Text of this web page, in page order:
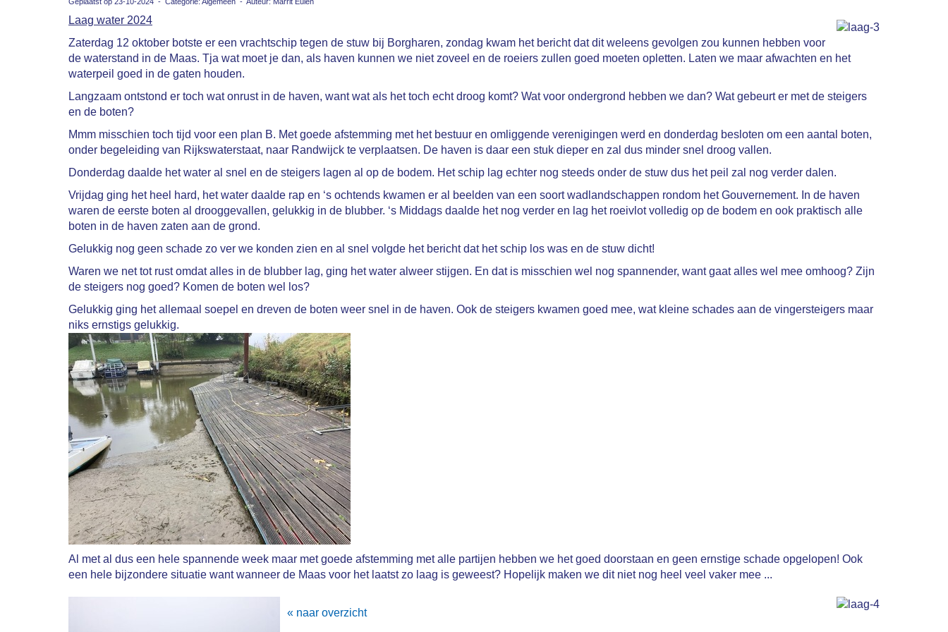
Laag water 2024
Zaterdag 12 oktober botste er een vrachtschip tegen de stuw bij Borgharen, zondag kwam het bericht dat dit weleens gevolgen zou kunnen hebben voor
de waterstand in de Maas. Tja wat moet je dan, als haven kunnen we niet zoveel en de roeiers zullen goed moeten opletten. Laten we maar afwachten en het
waterpeil goed in de gaten houden.
Langzaam ontstond er toch wat onrust in de haven, want wat als het toch echt droog komt? Wat voor ondergrond hebben we dan? Wat gebeurt er met de steigers
en de boten?
Mmm misschien toch tijd voor een plan B. Met goede afstemming met het bestuur en omliggende verenigingen werd en donderdag besloten om een aantal boten,
onder begeleiding van Rijkswaterstaat, naar Randwijck te verplaatsen. De haven is daar een stuk dieper en zal dus minder snel droog vallen.
Donderdag daalde het water al snel en de steigers lagen al op de bodem. Het schip lag echter nog steeds onder de stuw dus het peil zal nog verder dalen.
Vrijdag ging het heel hard, het water daalde rap en ‘s ochtends kwamen er al beelden van een soort wadlandschappen rondom het Gouvernement. In de haven
waren de eerste boten al drooggevallen, gelukkig in de blubber. ‘s Middags daalde het nog verder en lag het roeivlot volledig op de bodem en ook praktisch alle
boten in de haven zaten aan de grond.
Gelukkig nog geen schade zo ver we konden zien en al snel volgde het bericht dat het schip los was en de stuw dicht!
Waren we net tot rust omdat alles in de blubber lag, ging het water alweer stijgen. En dat is misschien wel nog spannender, want gaat alles wel mee omhoog? Zijn
de steigers nog goed? Komen de boten wel los?
Gelukkig ging het allemaal soepel en dreven de boten weer snel in de haven. Ook de steigers kwamen goed mee, wat kleine schades aan de vingersteigers maar
niks ernstigs gelukkig.
Al met al dus een hele spannende week maar met goede afstemming met alle partijen hebben we het goed doorstaan en geen ernstige schade opgelopen! Ook
een hele bijzondere situatie want wanneer de Maas voor het laatst zo laag is geweest? Hopelijk maken we dit niet nog heel veel vaker mee ...
« naar overzicht